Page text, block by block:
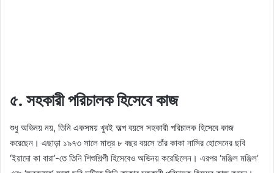
৫. সহকারী পরিচালক হিসেবে কাজ
শুধু অভিনয় নয়, তিনি একসময় খুবই অল্প বয়সে সহকারী পরিচালক হিসেবে কাজ
করেছেন। এছাড়া ১৯৭৩ সালে মাত্র ৮ বছর বয়সে তাঁর কাকা নাসির হোসেনের ছবি
‘ইয়াদো কা বারা’-তে তিনি শিশুশিল্পী হিসেবেও অভিনয় করেছিলেন। এরপর ‘মঞ্জিল মঞ্জিল’